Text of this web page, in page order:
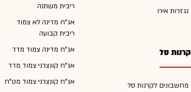
נגזרות אירו
קרנות סל
מחשבונים לקרנות סל
ריבית משתנה
אג"ח מדינה לא צמוד
ריבית קבועה
אג"ח מדינה צמוד מדד
אג"ח קונצרני צמוד מדד
אג"ח קונצרני צמוד מט"ח